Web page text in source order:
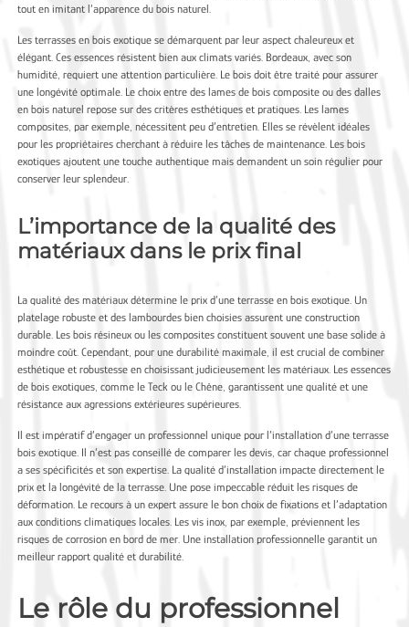
tout en imitant l’apparence du bois naturel.
Les terrasses en bois exotique se démarquent par leur aspect chaleureux et
élégant. Ces essences résistent bien aux climats variés. Bordeaux, avec son
humidité, requiert une attention particulière. Le bois doit être traité pour assurer
une longévité optimale. Le choix entre des lames de bois composite ou des dalles
en bois naturel repose sur des critères esthétiques et pratiques. Les lames
composites, par exemple, nécessitent peu d’entretien. Elles se révèlent idéales
pour les propriétaires cherchant à réduire les tâches de maintenance. Les bois
exotiques ajoutent une touche authentique mais demandent un soin régulier pour
conserver leur splendeur.
L’importance de la qualité des
matériaux dans le prix final
La qualité des matériaux détermine le prix d’une terrasse en bois exotique. Un
platelage robuste et des lambourdes bien choisies assurent une construction
durable. Les bois résineux ou les composites constituent souvent une base solide à
moindre coût. Cependant, pour une durabilité maximale, il est crucial de combiner
esthétique et robustesse en choisissant judicieusement les matériaux. Les essences
de bois exotiques, comme le Teck ou le Chêne, garantissent une qualité et une
résistance aux agressions extérieures supérieures.
Il est impératif d’engager un professionnel unique pour l’installation d’une terrasse
bois exotique. Il n’est pas conseillé de comparer les devis, car chaque professionnel
a ses spécificités et son expertise. La qualité d’installation impacte directement le
prix et la longévité de la terrasse. Une pose impeccable réduit les risques de
déformation. Le recours à un expert assure le bon choix de fixations et l’adaptation
aux conditions climatiques locales. Les vis inox, par exemple, préviennent les
risques de corrosion en bord de mer. Une installation professionnelle garantit un
meilleur rapport qualité et durabilité.
Le rôle du professionnel